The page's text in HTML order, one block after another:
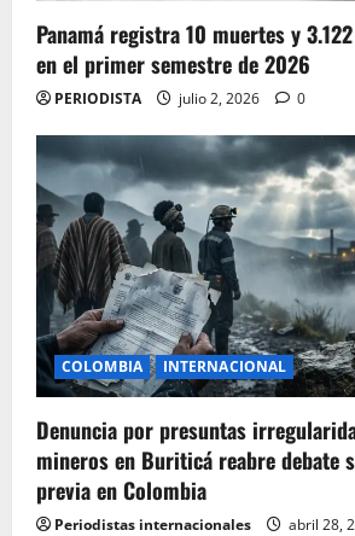
Panamá registra 10 muertes y
en el primer semestre de 2026
PERIODISTA julio 2, 2026 0
COLOMBIA INTERNACIONAL
Denuncia por presuntas
mineros en Buriticá reabre debate
previa en Colombia
Periodistas internacionales abril 28,